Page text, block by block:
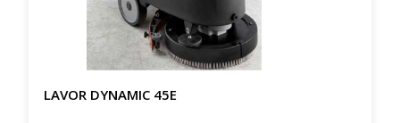
LAVOR DYNAMIC 45E